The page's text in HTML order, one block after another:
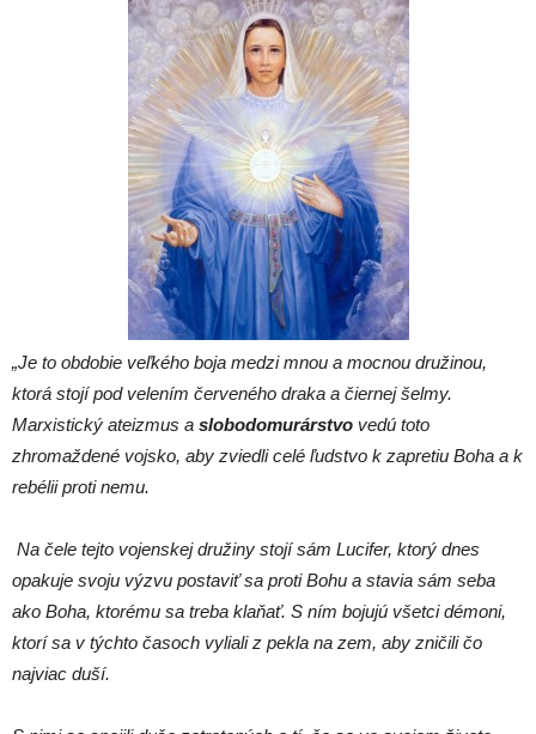
„Je to obdobie veľkého boja medzi mnou a mocnou družinou,
ktorá stojí pod velením červeného draka a čiernej šelmy.
Marxistický ateizmus a slobodomurárstvo vedú toto
zhromaždené vojsko, aby zviedli celé ľudstvo k zapretiu Boha a k
rebélii proti nemu.
Na čele tejto vojenskej družiny stojí sám Lucifer, ktorý dnes
opakuje svoju výzvu postaviť sa proti Bohu a stavia sám seba
ako Boha, ktorému sa treba klaňať. S ním bojujú všetci démoni,
ktorí sa v týchto časoch vyliali z pekla na zem, aby zničili čo
najviac duší.